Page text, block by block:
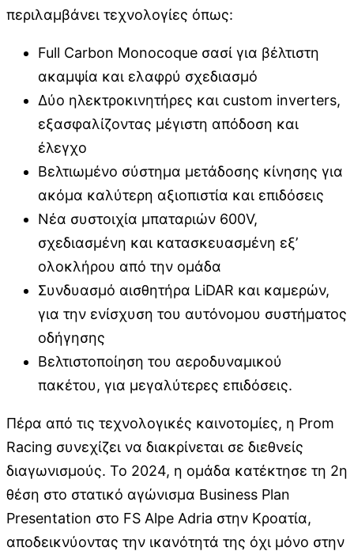
περιλαμβάνει τεχνολογίες όπως:
Full Carbon Monocoque σασί για βέλτιστη
ακαμψία και ελαφρύ σχεδιασμό
Δύο ηλεκτροκινητήρες και custom inverters,
εξασφαλίζοντας μέγιστη απόδοση και
έλεγχο
Βελτιωμένο σύστημα μετάδοσης κίνησης για
ακόμα καλύτερη αξιοπιστία και επιδόσεις
Νέα συστοιχία μπαταριών 600V,
σχεδιασμένη και κατασκευασμένη εξ’
ολοκλήρου από την ομάδα
Συνδυασμό αισθητήρα LiDAR και καμερών,
για την ενίσχυση του αυτόνομου συστήματος
οδήγησης
Βελτιστοποίηση του αεροδυναμικού
πακέτου, για μεγαλύτερες επιδόσεις.
Πέρα από τις τεχνολογικές καινοτομίες, η Prom
Racing συνεχίζει να διακρίνεται σε διεθνείς
διαγωνισμούς. Το 2024, η ομάδα κατέκτησε τη 2η
θέση στο στατικό αγώνισμα Business Plan
Presentation στο FS Alpe Adria στην Κροατία,
αποδεικνύοντας την ικανότητά της όχι μόνο στην